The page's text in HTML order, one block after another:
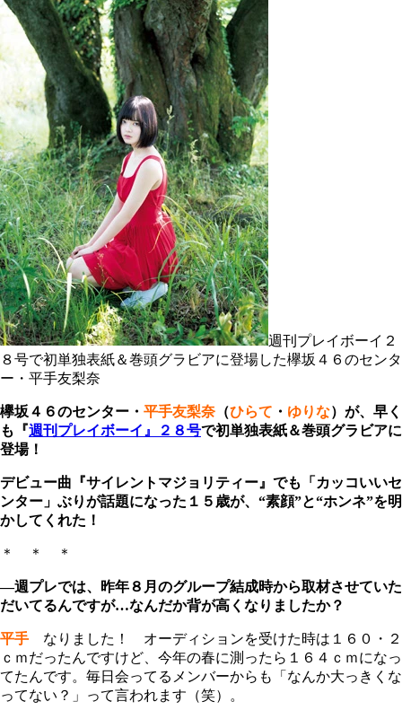
週刊プレイボーイ２
８号で初単独表紙＆巻頭グラビアに登場した欅坂４６のセンタ
ー・平手友梨奈
欅坂４６のセンター・ 平手友梨奈 （ひらて ・ ゆりな）が、早く
も『週刊プレイボーイ』２８号で初単独表紙＆巻頭グラビアに
登場！
デビュー曲『サイレントマジョリティー』でも「カッコいいセ
ンター」ぶりが話題になった１５歳が、“素顔”と“ホンネ”を明
かしてくれた！
＊ ＊ ＊
―週プレでは、昨年８月のグループ結成時から取材させていた
だいてるんですが…なんだか背が高くなりましたか？
平手 なりました！ オーディションを受けた時は１６０・２
ｃｍだったんですけど、今年の春に測ったら１６４ｃｍになっ
てたんです。毎日会ってるメンバーからも「なんか大っきくな
ってない？」って言われます（笑）。